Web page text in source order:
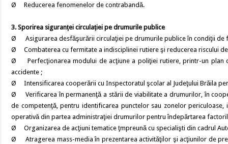
Ø Reducerea fenomenelor de contrabandă.
3. Sporirea siguranţei circulaţiei pe drumurile publice
Ø Asigurarea desfăşurării circulaţiei pe drumurile publice în condiţii de
Ø Combaterea cu fermitate a indisciplinei rutiere şi reducerea riscului
Ø Perfecţionarea modului de acţiune a poliţiei rutiere, printr-un plan
accidente ;
Ø Intensificarea cooperării cu Inspectoratul şcolar al Judeţului Brăila
Ø Verificarea în permanenţă a stării de viabilitate a drumurilor, în
de competenţă, pentru identificarea punctelor sau zonelor
operativă din partea administraţiei drumurilor pentru îndepărtarea
Ø Organizarea de acţiuni tematice ţmpreună cu specialişti din cadrul
Ø Atragerea mass-media în prezentarea activităţilor şi acţiunilor de